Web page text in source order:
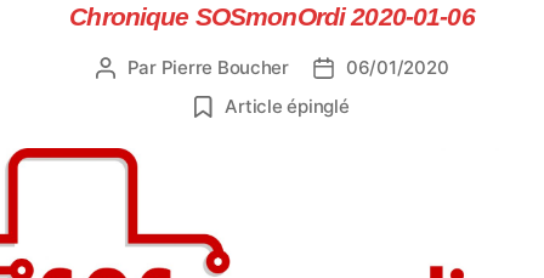
Chronique SOSmonOrdi 2020-01-06
Auteur
Par Pierre Boucher
Date
de
l’article
06/01/2020
Article épinglé